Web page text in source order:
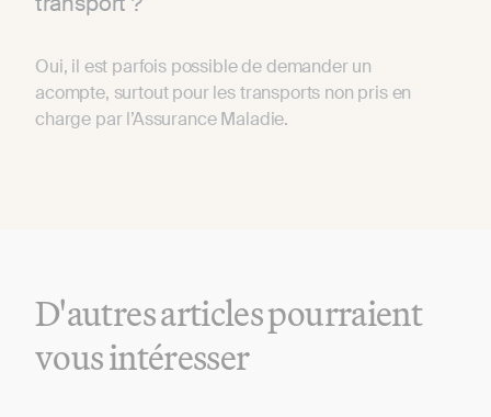
Oui, il est parfois possible de demander un
acompte, surtout pour les transports non pris en
charge par l’Assurance Maladie.
D'autres articles pourraient
vous intéresser